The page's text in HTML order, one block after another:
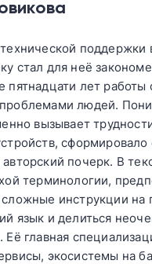
архитектуру связи.
адреса.
навигации.поддержки
стал для неё
пятнадцати лет работы
людей.
вызывает
сформировало
почерк. В
терминологии,
инструкции на
язык и делиться
Её главная
экосистемы на